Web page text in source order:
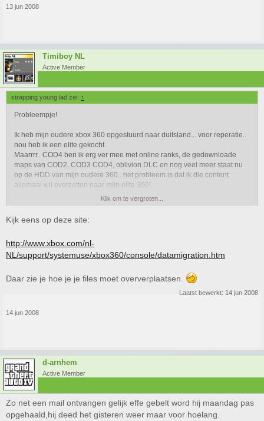
13 jun 2008
Timiboy NL
Active Member
strapping young lad zei: ↑
Probleempje!
Ik heb mijn oudere xbox 360 opgestuurd naar duitsland... voor reperatie..
nou heb ik een elite gekocht.
Maarrrr.. COD4 ben ik erg ver mee met online ranks, de gedownloade
maps van COD2, COD3 COD4, oblivion DLC en nog veel meer staat nu
op de HDD van mijn oudere 360.. het probleem is dat ik die content
allemaal wil overzetten naar mijn elite 360!
Maar hoe? een memory unit gaat maar tot 265 MB, de DLC maps van
COD4 zijn al 444MB.. dus dat lukt niet.. ook vindt ik dit te duur (50 euro
voor een memory unit) en het kost te veel tijd om elke file onder de 265MB
Iemand enig idee of dit wat sneller en vooral goedkoper kan?
Klik om te vergroten...
Kijk eens op deze site:
http://www.xbox.com/nl-
NL/support/systemuse/xbox360/console/datamigration.htm
Daar zie je hoe je je files moet oververplaatsen.
Laatst bewerkt: 14 jun 2008
14 jun 2008
d-arnhem
Active Member
Zo net een mail ontvangen gelijk effe gebelt word hij maandag pas
opgehaald,hij deed het gisteren weer maar voor hoelang.